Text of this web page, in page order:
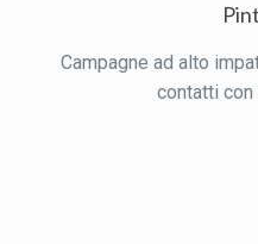
Campagne ad alto
contatti